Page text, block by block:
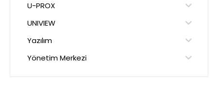
U-PROX
UNIVIEW
Yazılım
Yönetim Merkezi